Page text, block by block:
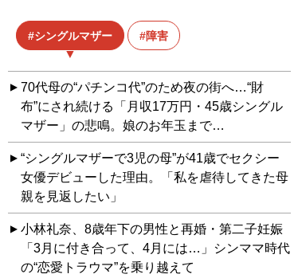
シングルマザー 障害
70代母の“パチンコ代”のため夜の街へ…“財
布”にされ続ける「月収17万円・45歳シングル
マザー」の悲鳴。娘のお年玉まで…
“シングルマザーで3児の母”が41歳でセクシー
女優デビューした理由。「私を虐待してきた母
親を見返したい」
小林礼奈、8歳年下の男性と再婚・第二子妊娠
「3月に付き合って、4月には…」シンママ時代
の“恋愛トラウマ”を乗り越えて